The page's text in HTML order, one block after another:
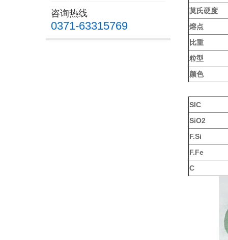
咨询热线
0371-63315769
莫氏硬度
熔点
比重
粒型
颜色
SIC
SiO2
F.Si
F.Fe
C